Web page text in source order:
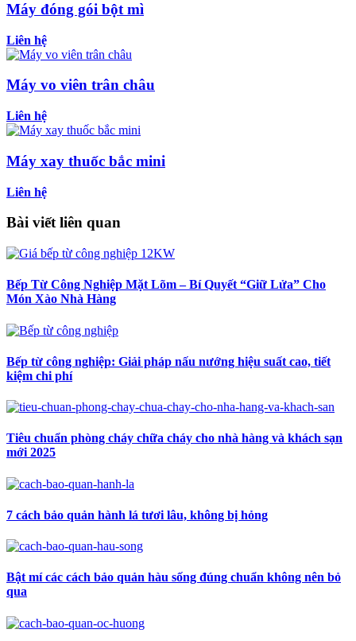
Máy đóng gói bột mì
Liên hệ
Máy vo viên trân châu
Liên hệ
Máy xay thuốc bắc mini
Liên hệ
Bài viết liên quan
Bếp Từ Công Nghiệp Mặt Lõm – Bí Quyết “Giữ Lửa” Cho
Món Xào Nhà Hàng
Bếp từ công nghiệp: Giải pháp nấu nướng hiệu suất cao, tiết
kiệm chi phí
Tiêu chuẩn phòng cháy chữa cháy cho nhà hàng và khách sạn
mới 2025
7 cách bảo quản hành lá tươi lâu, không bị hỏng
Bật mí các cách bảo quản hàu sống đúng chuẩn không nên bỏ
qua